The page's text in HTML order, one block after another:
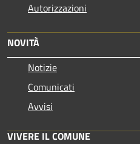
Autorizzazioni
NOVITÀ
Notizie
Comunicati
Avvisi
VIVERE IL COMUNE